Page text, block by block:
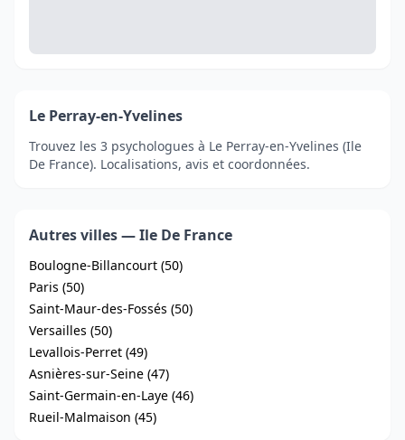
Le Perray-en-Yvelines
Trouvez les 3 psychologues à Le Perray-en-Yvelines (Ile
De France). Localisations, avis et coordonnées.
Autres villes — Ile De France
Boulogne-Billancourt (50)
Paris (50)
Saint-Maur-des-Fossés (50)
Versailles (50)
Levallois-Perret (49)
Asnières-sur-Seine (47)
Saint-Germain-en-Laye (46)
Rueil-Malmaison (45)